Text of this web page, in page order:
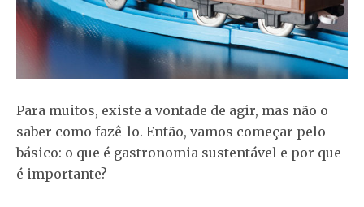
Para muitos, existe a vontade de agir, mas não o
saber como fazê-lo. Então, vamos começar pelo
básico: o que é gastronomia sustentável e por que
é importante?